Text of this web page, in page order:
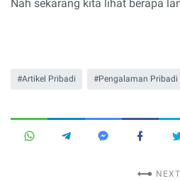
Nah sekarang kita lihat berapa
Artikel Pribadi Pengalaman Pribadi
NEXT